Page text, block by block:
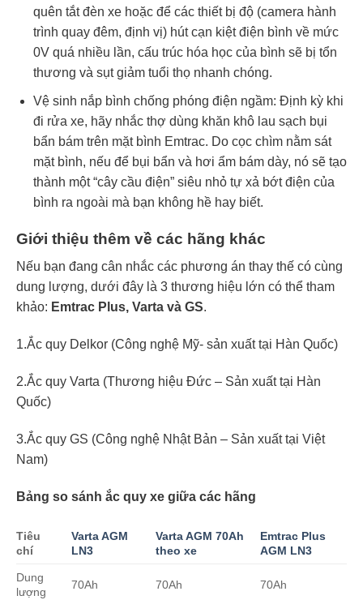
quên tắt đèn xe hoặc để các thiết bị độ (camera hành
trình quay đêm, định vị) hút cạn kiệt điện bình về mức
0V quá nhiều lần, cấu trúc hóa học của bình sẽ bị tổn
thương và sụt giảm tuổi thọ nhanh chóng.
Vệ sinh nắp bình chống phóng điện ngầm: Định kỳ khi
đi rửa xe, hãy nhắc thợ dùng khăn khô lau sạch bụi
bẩn bám trên mặt bình Emtrac. Do cọc chìm nằm sát
mặt bình, nếu để bụi bẩn và hơi ẩm bám dày, nó sẽ tạo
thành một “cây cầu điện” siêu nhỏ tự xả bớt điện của
bình ra ngoài mà bạn không hề hay biết.
Giới thiệu thêm về các hãng khác
Nếu bạn đang cân nhắc các phương án thay thế có cùng
dung lượng, dưới đây là 3 thương hiệu lớn có thể tham
khảo: Emtrac Plus, Varta và GS.
1.Ắc quy Delkor (Công nghệ Mỹ- sản xuất tại Hàn Quốc)
2.Ắc quy Varta (Thương hiệu Đức – Sản xuất tại Hàn
Quốc)
3.Ắc quy GS (Công nghệ Nhật Bản – Sản xuất tại Việt
Nam)
Bảng so sánh ắc quy xe giữa các hãng
Tiêu
chí
Varta AGM
LN3
Varta AGM 70Ah
theo xe
Emtrac Plus
AGM LN3
Dung
lượng
70Ah 70Ah 70Ah